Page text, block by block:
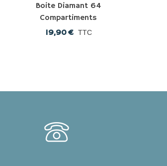
Boite Diamant 64
Compartiments
19,90 € TTC